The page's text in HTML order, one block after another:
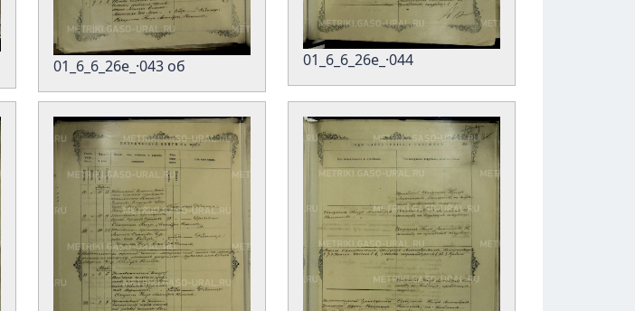
01_6_6_26е_·043 об 01_6_6_26е_·044